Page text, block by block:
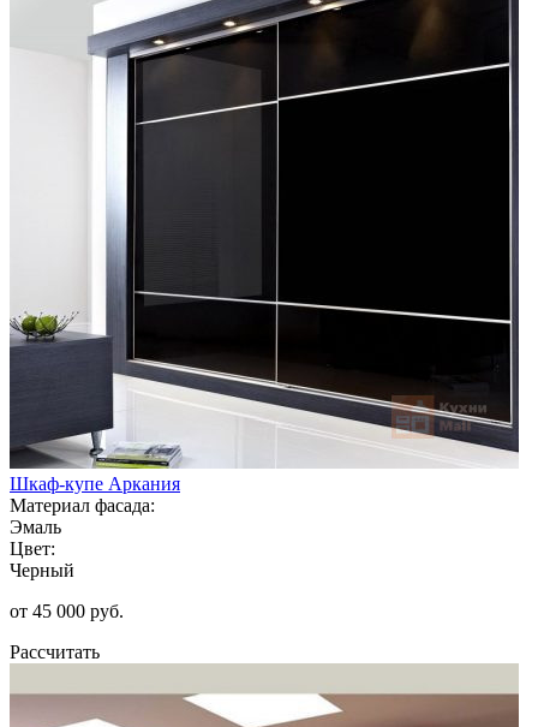
Шкаф-купе Аркания
Материал фасада:
Эмаль
Цвет:
Черный
от 45 000 руб.
Рассчитать